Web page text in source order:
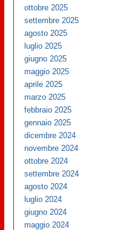
ottobre 2025
settembre 2025
agosto 2025
luglio 2025
giugno 2025
maggio 2025
aprile 2025
marzo 2025
febbraio 2025
gennaio 2025
dicembre 2024
novembre 2024
ottobre 2024
settembre 2024
agosto 2024
luglio 2024
giugno 2024
maggio 2024